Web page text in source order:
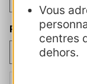
Vous
centres
dehors.
RGPD et
J’accepte